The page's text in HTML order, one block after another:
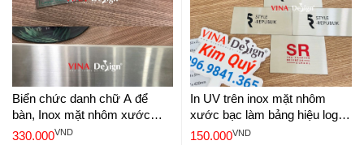
Biển chức danh chữ A để
bàn, Inox mặt nhôm xước
màu bạc, in UV màu, uốn
330.000VND
In UV trên inox mặt nhôm
xước bạc làm bảng hiệu logo
công ty thương hiệu thời trang
150.000VND